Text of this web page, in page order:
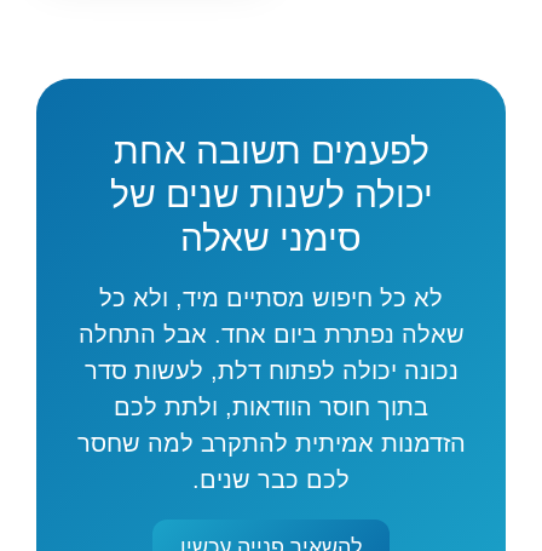
לפעמים תשובה אחת
יכולה לשנות שנים של
סימני שאלה
לא כל חיפוש מסתיים מיד, ולא כל
שאלה נפתרת ביום אחד. אבל התחלה
נכונה יכולה לפתוח דלת, לעשות סדר
בתוך חוסר הוודאות, ולתת לכם
הזדמנות אמיתית להתקרב למה שחסר
לכם כבר שנים.